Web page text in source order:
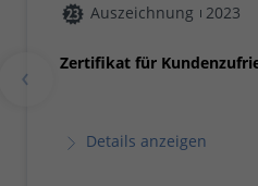
Auszeichnung 2023
Zertifikat für
Details anzeigen